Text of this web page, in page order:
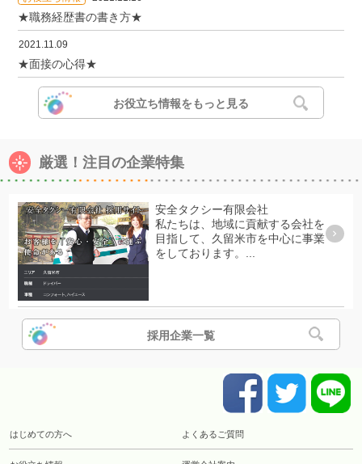
★職務経歴書の書き方★
2021.11.09
★面接の心得★
お役立ち情報をもっと見る
厳選！注目の企業特集
安全タクシー有限会社
私たちは、地域に貢献する会社を
目指して、久留米市を中心に事業
をしております。...
採用企業一覧
はじめての方へ よくあるご質問